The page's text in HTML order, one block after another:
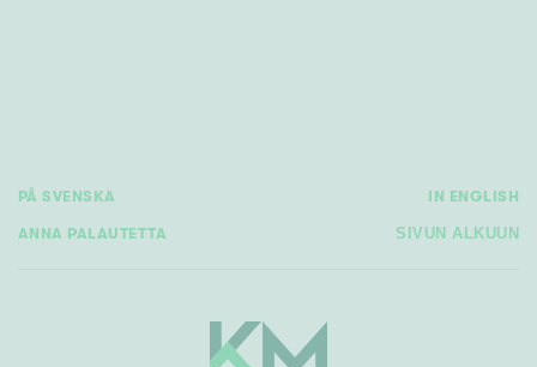
PÅ SVENSKA IN ENGLISH
ANNA PALAUTETTA SIVUN ALKUUN